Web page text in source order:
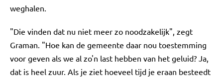
weghalen.
"Die vinden dat nu niet meer zo noodzakelijk", zegt
Graman. "Hoe kan de gemeente daar nou toestemming
voor geven als we al zo'n last hebben van het geluid? Ja,
dat is heel zuur. Als je ziet hoeveel tijd je eraan besteedt